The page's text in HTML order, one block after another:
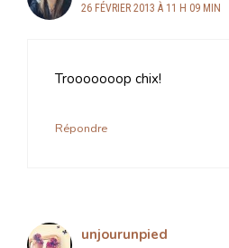
26 FÉVRIER 2013 À 11 H 09 MIN
Trooooooop chix!
Répondre
unjourunpied